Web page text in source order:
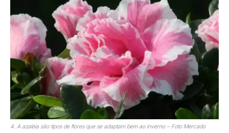
4. A azaléia são tipos de flores que se adaptam bem ao inverno – Foto Mercado